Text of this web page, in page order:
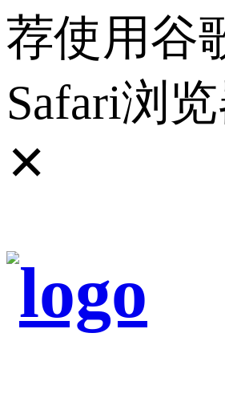
荐使用谷
Safari浏览
✕